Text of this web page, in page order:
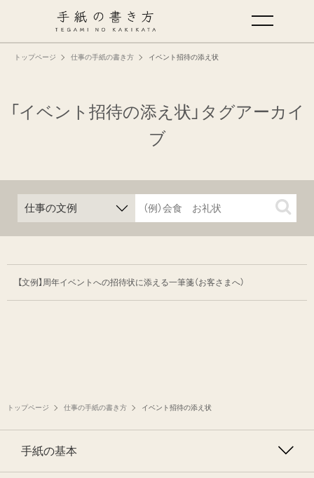
トップページ 仕事の手紙の書き方 イベント招待の添え状
「イベント招待の添え状」タグアーカイ
ブ
【文例】周年イベントへの招待状に添える一筆箋（お客さまへ）
トップページ 仕事の手紙の書き方 イベント招待の添え状
手紙の基本
手紙の基本
仕事の手紙の書き方
仕事の文例
特集
ミドリオフィシャルサイト